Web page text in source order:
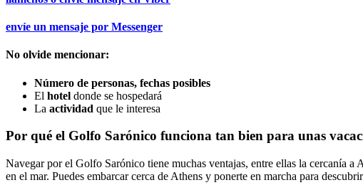
envíe un mensaje por Messenger
No olvide mencionar:
Número de personas, fechas posibles
El hotel donde se hospedará
La actividad que le interesa
Por qué el Golfo Sarónico funciona tan bien para unas
Navegar por el Golfo Sarónico tiene muchas ventajas, entre ellas la cercanía
en el mar. Puedes embarcar cerca de Athens y ponerte en marcha para